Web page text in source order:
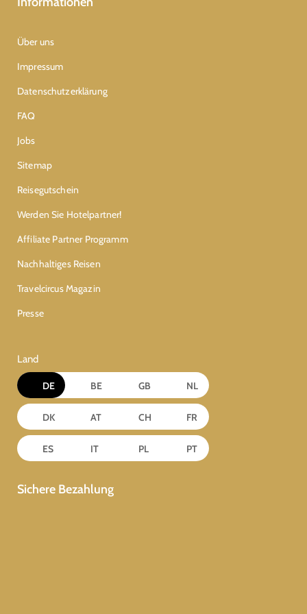
Über uns
Impressum
Datenschutzerklärung
FAQ
Jobs
Sitemap
Reisegutschein
Werden Sie Hotelpartner!
Affiliate Partner Programm
Nachhaltiges Reisen
Travelcircus Magazin
Presse
Land
DE BE GB NL
DK AT CH FR
ES IT PL PT
Sichere Bezahlung